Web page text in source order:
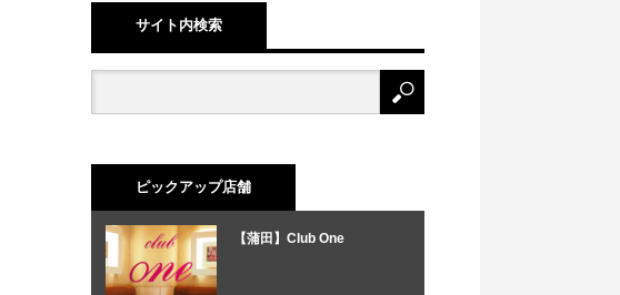
サイト内検索
ピックアップ店舗
【蒲田】Club One